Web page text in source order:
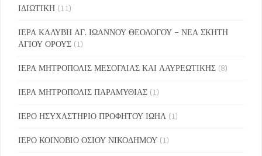
ΙΔΙΩΤΙΚΗ (11)
ΙΕΡΑ ΚΑΛΥΒΗ ΑΓ. ΙΩΑΝΝΟΥ ΘΕΟΛΟΓΟΥ – ΝΕΑ ΣΚΗΤΗ
ΑΓΙΟΥ ΟΡΟΥΣ (1)
ΙΕΡΑ ΜΗΤΡΟΠΟΛΙΣ ΜΕΣΟΓΑΙΑΣ ΚΑΙ ΛΑΥΡΕΩΤΙΚΗΣ (8)
ΙΕΡΑ ΜΗΤΡΟΠΟΛΙΣ ΠΑΡΑΜΥΘΙΑΣ (1)
ΙΕΡΟ ΗΣΥΧΑΣΤΗΡΙΟ ΠΡΟΦΗΤΟΥ ΙΩΗΛ (1)
ΙΕΡΟ ΚΟΙΝΟΒΙΟ ΟΣΙΟΥ ΝΙΚΟΔΗΜΟΥ (1)